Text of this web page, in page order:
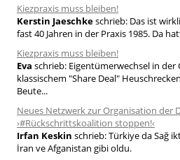
h
:
Kiezpraxis muss bleiben!
Kerstin Jaeschkeschrieb: Das ist
fast 40 Jahren in der Praxis 1985. Da
Kiezpraxis muss bleiben!
Eva schrieb: Eigentümerwechsel in
klassischem "Share Deal"
Beute...
Neues Netzwerk zur Organisation der
›#Rückschrittskoalition stoppen!‹
Irfan Keskin schrieb:Türkiye da Sağ
İran ve Afganistan gibi oldu.